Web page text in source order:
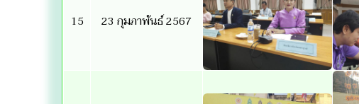
15 23 กุมภาพันธ์ 2567